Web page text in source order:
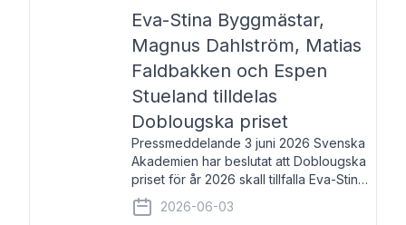
Eva-Stina Byggmästar,
Magnus Dahlström, Matias
Faldbakken och Espen
Stueland tilldelas
Doblougska priset
Pressmeddelande 3 juni 2026 Svenska
Akademien har beslutat att Doblougska
priset för år 2026 skall tillfalla Eva-Stina
Byggmästar, Magnus Dahlström, Matias
Faldbakken samt Espen Stueland.
2026-06-03